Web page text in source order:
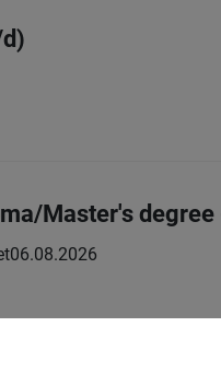
Master's degree
06.08.2026